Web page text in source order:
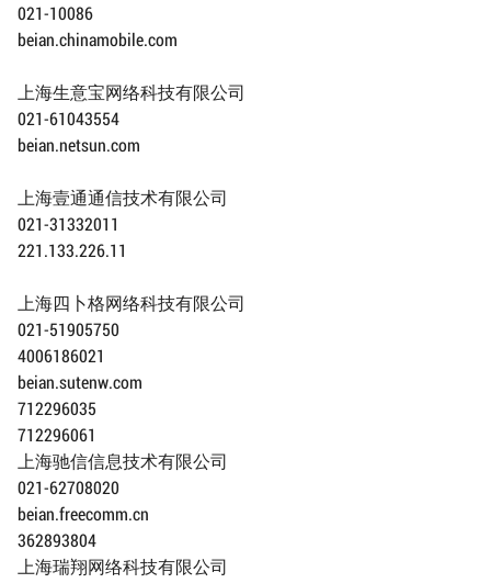
021-10086
beian.chinamobile.com
上海生意宝网络科技有限公司
021-61043554
beian.netsun.com
上海壹通通信技术有限公司
021-31332011
221.133.226.11
上海四卜格网络科技有限公司
021-51905750
4006186021
beian.sutenw.com
712296035
712296061
上海驰信信息技术有限公司
021-62708020
beian.freecomm.cn
362893804
上海瑞翔网络科技有限公司